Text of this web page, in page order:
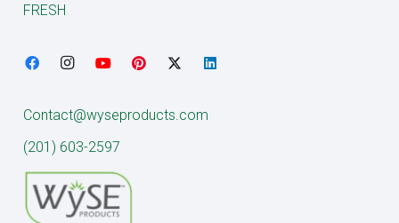
FRESH
Contact@wyseproducts.com
(201) 603-2597